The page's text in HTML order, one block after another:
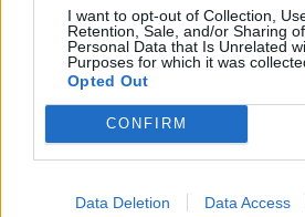
I want to opt-out of Collection,
Retention, Sale, and/or Sharing
Personal Data that Is Unrelated
Purposes for which it was
Opted Out
CONFIRM
Data Deletion Data Access